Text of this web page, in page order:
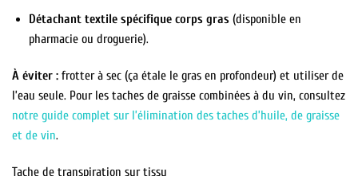
Détachant textile spécifique corps gras(disponible en
pharmacie ou droguerie).
À éviter : frotter à sec (ça étale le gras en profondeur) et utiliser de
l’eau seule. Pour les taches de graisse combinées à du vin, consultez
notre guide complet sur l’élimination des taches d’huile, de graisse
et de vin.
Tache de transpiration sur tissu